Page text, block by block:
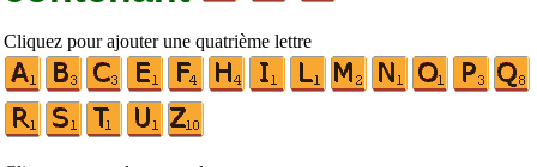
Cliquez pour ajouter une quatrième lettre